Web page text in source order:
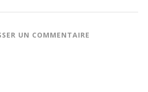
UN COMMENTAIRE